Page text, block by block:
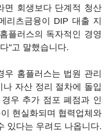
면 회생보다 단계적 청산
리츠금융이 DIP 대출 지
플러스의 독자적인 경영
"고 말했습니다.
홈플러스는 법원 관리
자산 정리 절차에 돌입
우 추가 점포 폐점과 인
현실화되며 협력업체와
있다는 우려도 나옵니다.